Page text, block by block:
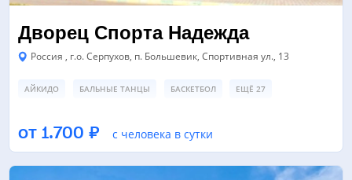
Дворец Спорта Надежда
Россия , г.о. Серпухов, п. Большевик, Спортивная ул., 13
АЙКИДО БАЛЬНЫЕ ТАНЦЫ БАСКЕТБОЛ ЕЩЁ 27
СПОРТИВНЫЙ ЗАЛ
ЕЩЁ 4
от 1.700 ₽ с человека в сутки